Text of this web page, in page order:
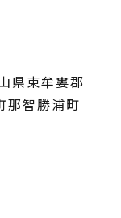
東牟婁郡
那智勝浦町